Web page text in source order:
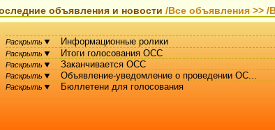
Последние объявления и новости/Все объявления
Раскрыть▼Информационные ролики
Раскрыть▼Итоги голосования ОСС
Раскрыть▼Заканчивается ОСС
Раскрыть Объявление-уведомление о проведении ОС...